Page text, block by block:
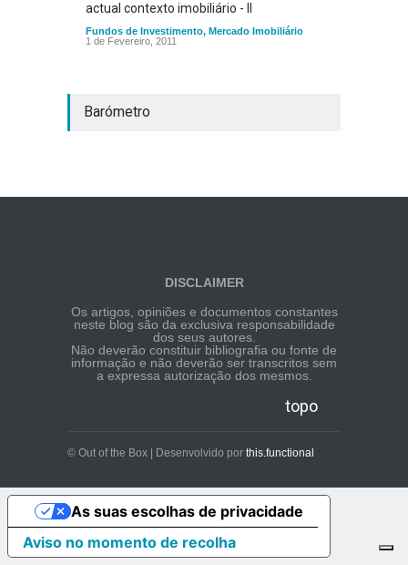
actual contexto imobiliário - II
Fundos de Investimento, Mercado Imobiliário
1 de Fevereiro, 2011
Barómetro
DISCLAIMER
Os artigos, opiniões e documentos constantes
neste blog são da exclusiva responsabilidade
dos seus autores.
Não deverão constituir bibliografia ou fonte de
informação e não deverão ser transcritos sem
a expressa autorização dos mesmos.
topo
© Out of the Box | Desenvolvido por this.functional
Aviso no momento de recolha
As suas escolhas de privacidade